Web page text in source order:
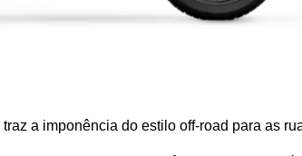
traz a imponência do estilo off-road para as